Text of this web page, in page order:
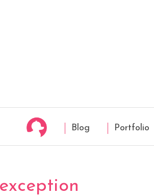
Blog Portfolio